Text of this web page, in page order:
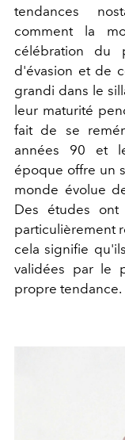
tendances
comment la
célébration du
d'évasion et de
grandi dans le
leur maturité
fait de se
années 90 et
époque offre un
monde évolue
Des études
particulièrement
cela signifie
validées par le
propre tendance.